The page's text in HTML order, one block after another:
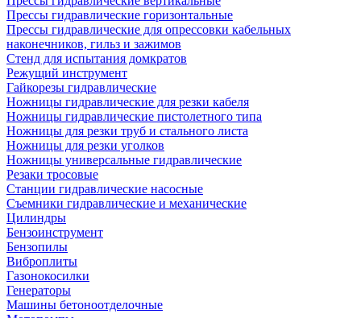
Прессы гидравлические горизонтальные
Прессы гидравлические для опрессовки кабельных
наконечников, гильз и зажимов
Стенд для испытания домкратов
Режущий инструмент
Гайкорезы гидравлические
Ножницы гидравлические для резки кабеля
Ножницы гидравлические пистолетного типа
Ножницы для резки труб и стального листа
Ножницы для резки уголков
Ножницы универсальные гидравлические
Резаки тросовые
Станции гидравлические насосные
Съемники гидравлические и механические
Цилиндры
Бензоинструмент
Бензопилы
Виброплиты
Газонокосилки
Генераторы
Машины бетоноотделочные